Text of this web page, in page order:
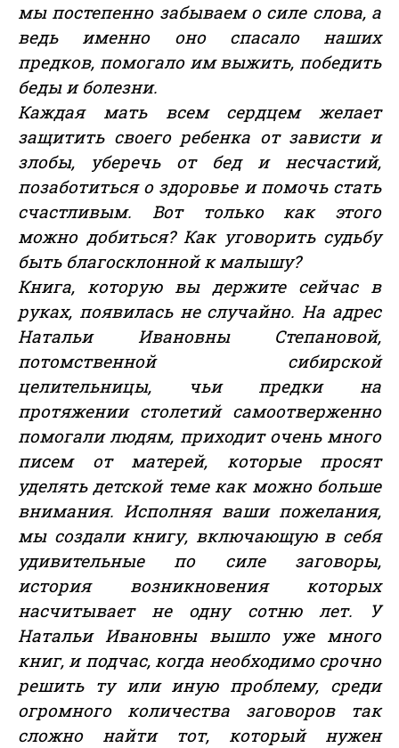
мы постепенно забываем о силе слова, а
ведь именно оно спасало наших
предков, помогало им выжить, победить
беды и болезни.
Каждая мать всем сердцем желает
защитить своего ребенка от зависти и
злобы, уберечь от бед и несчастий,
позаботиться о здоровье и помочь стать
счастливым. Вот только как этого
можно добиться? Как уговорить судьбу
быть благосклонной к малышу?
Книга, которую вы держите сейчас в
руках, появилась не случайно. На адрес
Натальи Ивановны Степановой,
потомственной сибирской
целительницы, чьи предки на
протяжении столетий самоотверженно
помогали людям, приходит очень много
писем от матерей, которые просят
уделять детской теме как можно больше
внимания. Исполняя ваши пожелания,
мы создали книгу, включающую в себя
удивительные по силе заговоры,
история возникновения которых
насчитывает не одну сотню лет. У
Натальи Ивановны вышло уже много
книг, и подчас, когда необходимо срочно
решить ту или иную проблему, среди
огромного количества заговоров так
сложно найти тот, который нужен